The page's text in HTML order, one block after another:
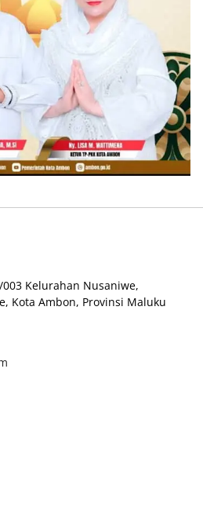
003 Kelurahan Nusaniwe,
Kota Ambon, Provinsi Maluku